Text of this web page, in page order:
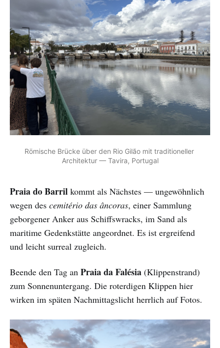
Römische Brücke über den Rio Gilão mit traditioneller
Architektur — Tavira, Portugal
Praia do Barril kommt als Nächstes — ungewöhnlich
wegen des cemitério das âncoras, einer Sammlung
geborgener Anker aus Schiffswracks, im Sand als
maritime Gedenkstätte angeordnet. Es ist ergreifend
und leicht surreal zugleich.
Beende den Tag an Praia da Falésia (Klippenstrand)
zum Sonnenuntergang. Die roterdigen Klippen hier
wirken im späten Nachmittagslicht herrlich auf Fotos.